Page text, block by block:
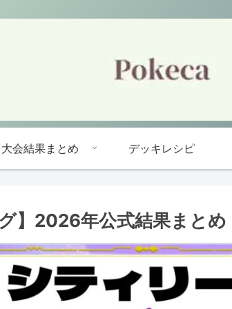
大会結果まとめ デッキレシピ
】2026年公式結果まとめ